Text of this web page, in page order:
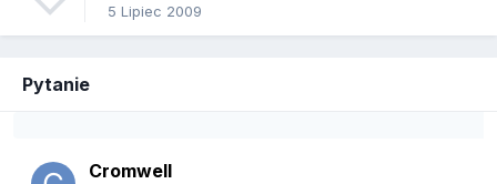
5 Lipiec 2009
Pytanie
Cromwell